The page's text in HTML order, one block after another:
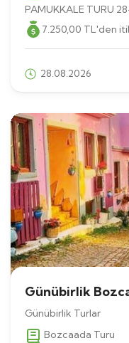
PAMUKKALE TURU
7.250,00 TL'den
28.08.2026
Günübirlik
Günübirlik Turlar
Bozcaada Turu